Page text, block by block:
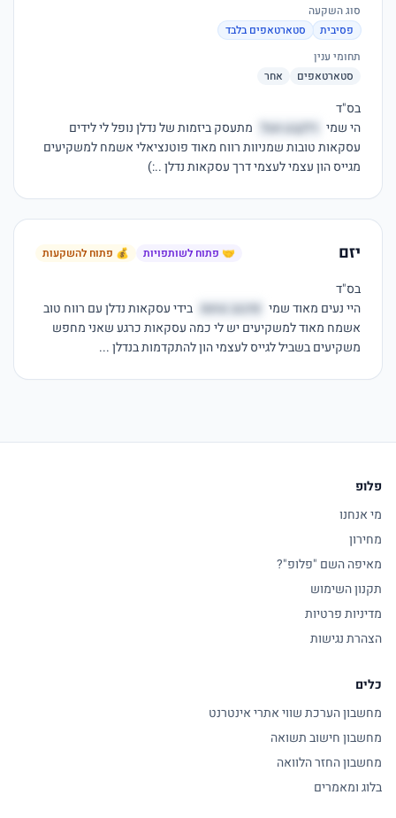
סוג השקעה
פסיבית
סטארטאפים בלבד
תחומי ענין
סטארטאפים
אחר
הי שמי
רלקבע אצל
מגייס הון עצמי לעצמי דרך עסקאות נדלן ..:)
יזם 🤝 פתוח לשותפויות 💰 פתוח להשקעות
היי נעים מאוד שמי פדבוב טחסו
משקיעים בשביל לגייס לעצמי הון להתקדמות בנדלן ...
פלופ
מי אנחנו
מחירון
מאיפה השם "פלופ"?
תקנון השימוש
מדיניות פרטיות
הצהרת נגישות
כלים
מחשבון הערכת שווי אתרי אינטרנט
מחשבון חישוב תשואה
מחשבון החזר הלוואה
בלוג ומאמרים